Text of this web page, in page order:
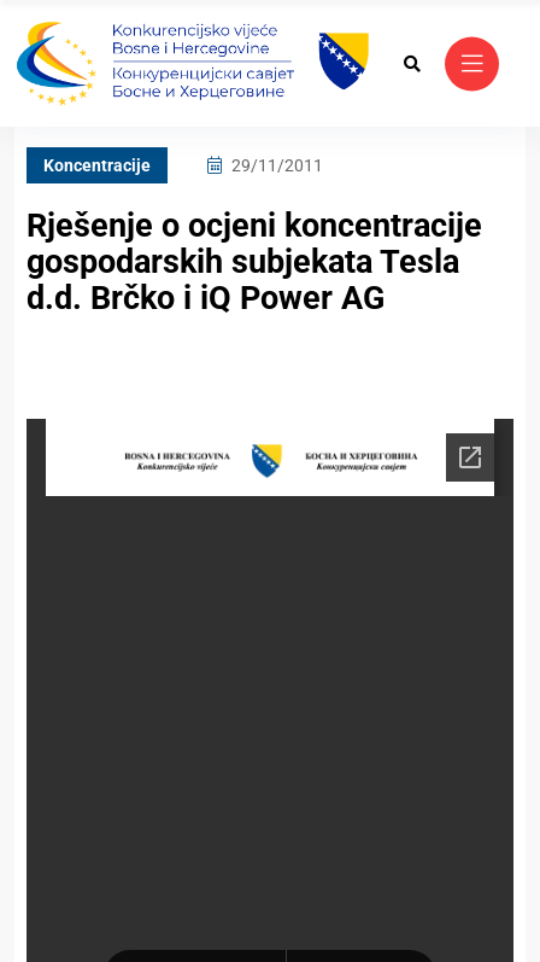
Koncentracije 29/11/2011
Rješenje o ocjeni koncentracije
gospodarskih subjekata Tesla
d.d. Brčko i iQ Power AG